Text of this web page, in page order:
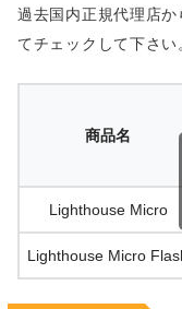
過去国内正規代理店
てチェックして下さい
商品名
Lighthouse Micro
Lighthouse Micro